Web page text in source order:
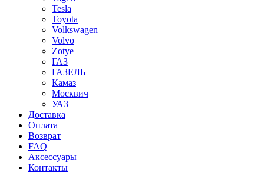
Tesla
Toyota
Volkswagen
Volvo
Zotye
ГАЗ
ГАЗЕЛЬ
Камаз
Москвич
УАЗ
Доставка
Оплата
Возврат
FAQ
Аксессуары
Контакты